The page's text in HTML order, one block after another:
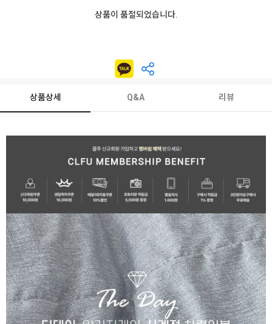
상품이 품절되었습니다.
상품상세 Q&A 리뷰